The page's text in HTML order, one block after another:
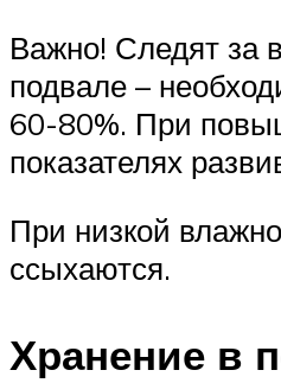
Важно! Следят за
подвале –
60-80%. При
показателях
При низкой
ссыхаются.
Хранение в